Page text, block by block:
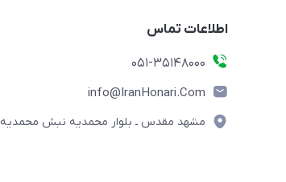
اطلاعات تماس
۰۵۱-۳۵۱۴۸۰۰۰
info@IranHonari.Com
مشهد مقدس ـ بلوار محمدیه نبش محمدیه ۲۱